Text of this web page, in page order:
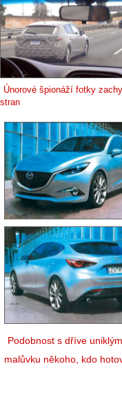
Únorové špionáží fotky
stran
Podobnost s dříve
malůvku někoho, kdo